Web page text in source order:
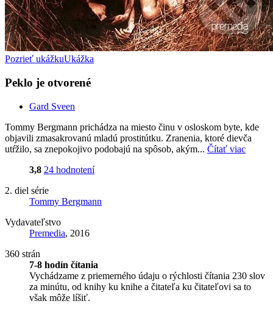
Pozrieť ukážkuUkážka
Peklo je otvorené
Gard Sveen
Tommy Bergmann prichádza na miesto činu v osloskom byte, kde
objavili zmasakrovanú mladú prostitútku. Zranenia, ktoré dievča
utŕžilo, sa znepokojivo podobajú na spôsob, akým... Čítať viac
3,8 24 hodnotení
2. diel série
Tommy Bergmann
Vydavateľstvo
Premedia, 2016
360 strán
7-8 hodín čítania
Vychádzame z priemerného údaju o rýchlosti čítania 230 slov
za minútu, od knihy ku knihe a čitateľa ku čitateľovi sa to
však môže líšiť.